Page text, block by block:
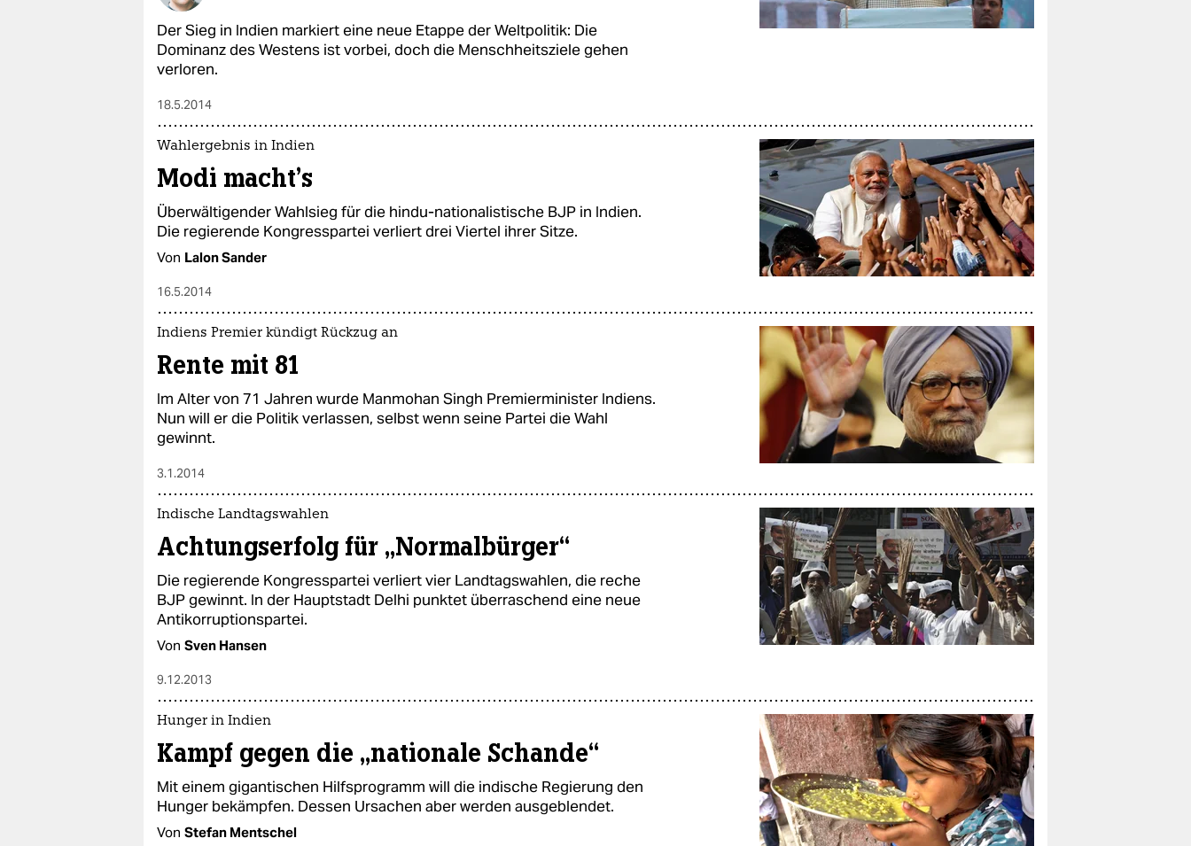
Der Sieg in Indien markiert eine neue Etappe der Weltpolitik: Die
Dominanz des Westens ist vorbei, doch die Menschheitsziele gehen
verloren.
18.5.2014
Wahlergebnis in Indien
Modi macht's
Überwältigender Wahlsieg für die hindu-nationalistische BJP in Indien.
Die regierende Kongresspartei verliert drei Viertel ihrer Sitze.
Von Lalon Sander
16.5.2014
Indiens Premier kündigt Rückzug an
Rente mit 81
Im Alter von 71 Jahren wurde Manmohan Singh Premierminister Indiens.
Nun will er die Politik verlassen, selbst wenn seine Partei die Wahl
gewinnt.
3.1.2014
Indische Landtagswahlen
Achtungserfolg für „Normalbürger“
Die regierende Kongresspartei verliert vier Landtagswahlen, die reche
BJP gewinnt. In der Hauptstadt Delhi punktet überraschend eine neue
Antikorruptionspartei.
Von Sven Hansen
9.12.2013
Hunger in Indien
Kampf gegen die „nationale Schande“
Mit einem gigantischen Hilfsprogramm will die indische Regierung den
Hunger bekämpfen. Dessen Ursachen aber werden ausgeblendet.
Von Stefan Mentschel